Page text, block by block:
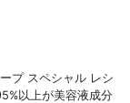
プ スペシャル レシ
以上が美容液成分